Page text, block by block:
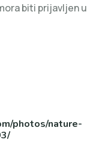
biti prijavljen u
photos/nature-